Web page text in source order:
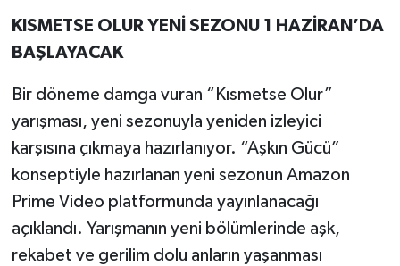
KISMETSE OLUR YENİ SEZONU 1 HAZİRAN’DA
BAŞLAYACAK
Bir döneme damga vuran “Kısmetse Olur”
yarışması, yeni sezonuyla yeniden izleyici
karşısına çıkmaya hazırlanıyor. “Aşkın Gücü”
konseptiyle hazırlanan yeni sezonun Amazon
Prime Video platformunda yayınlanacağı
açıklandı. Yarışmanın yeni bölümlerinde aşk,
rekabet ve gerilim dolu anların yaşanması